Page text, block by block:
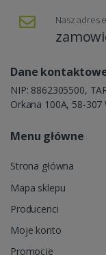
Nasz adres
Dane
NIP: 8862305500,
Orkana 100A, 58-307
Menu główne
Strona główna
Mapa sklepu
Producenci
Moje konto
Promocje